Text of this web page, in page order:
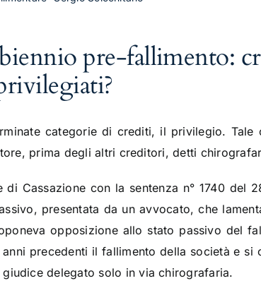
pre-fallimento:
categorie di crediti, il privilegio.
prima degli altri creditori, detti
Cassazione con la sentenza n° 1740 del
presentata da un avvocato, che
opposizione allo stato passivo del
precedenti il fallimento della società e
delegato solo in via chirografaria.